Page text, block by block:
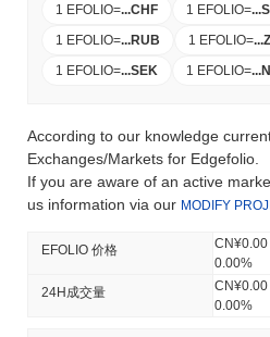
1 EFOLIO=...CHF 1 EFOLIO=...
1 EFOLIO=...RUB 1 EFOLIO=...
1 EFOLIO=...SEK 1 EFOLIO=...
According to our knowledge
Exchanges/Markets for Edgefolio.
If you are aware of an active
us information via our MODIFY
EFOLIO 价格
CN¥0.00
0.00%
24H成交量
CN¥0.00
0.00%